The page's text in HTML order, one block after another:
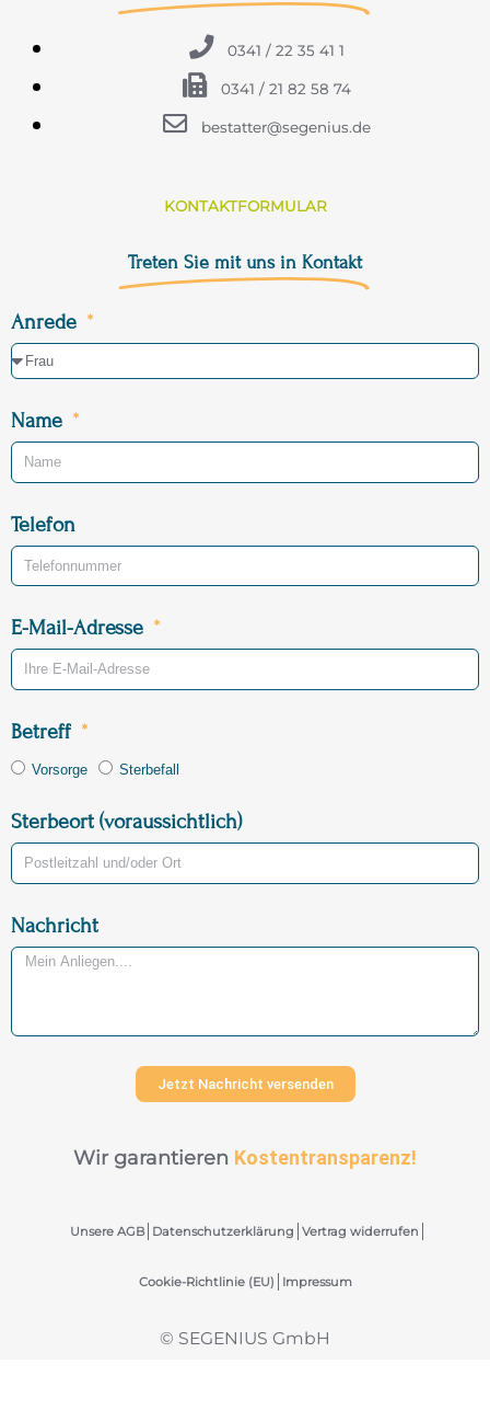
0341 / 22 35 41 1
0341 / 21 82 58 74
bestatter@segenius.de
KONTAKTFORMULAR
Treten Sie mit uns in Kontakt
Anrede
Name
Telefon
E-Mail-Adresse
Betreff
Vorsorge Sterbefall
Sterbeort (voraussichtlich)
Nachricht
Jetzt Nachricht versenden
Wir garantieren Kostentransparenz!
Unsere AGB Datenschutzerklärung Vertrag widerrufen
Cookie-Richtlinie (EU) Impressum
© SEGENIUS GmbH